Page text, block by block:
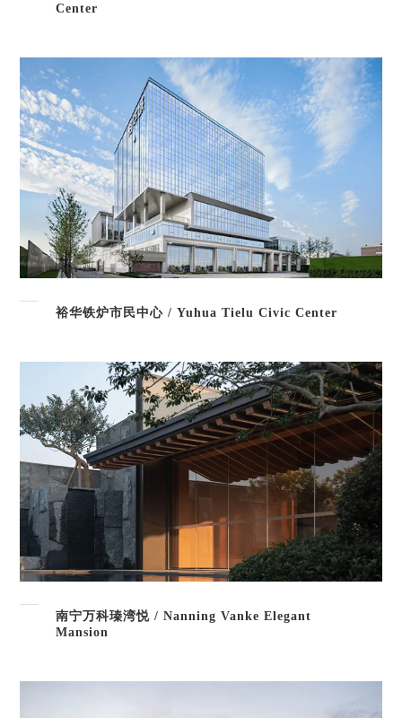
Center
裕华铁炉市民中心 / Yuhua Tielu Civic Center
南宁万科瑧湾悦 / Nanning Vanke Elegant
Mansion